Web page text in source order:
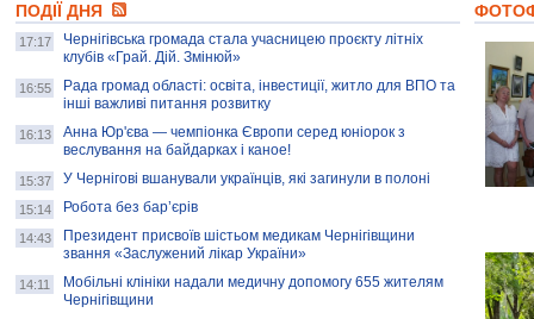
колекцію про війну, емоції та тварин
AB InBev Efes Україна підтримала
навчальний проєкт "Молодіжна бізнес-
школа", спрямований на розвиток
підприємництва у Чернігівській області
Золота тварина: видання Forbes
написало про чернігівця Патрона: хто і
скільки на ньому заробляє? І куди
витрачають?
ПОДІЇ ДНЯ
17:17
Чернігівська громада стала учасницею проєкту літніх
клубів «Грай. Дій. Змінюй»
16:55
Рада громад області: освіта, інвестиції, житло для ВПО та
інші важливі питання розвитку
16:13
Анна Юр'єва — чемпіонка Європи серед юніорок з
веслування на байдарках і каное!
15:37 У Чернігові вшанували українців, які загинули в полоні
15:14 Робота без бар’єрів
14:43
Президент присвоїв шістьом медикам Чернігівщини
звання «Заслужений лікар України»
14:11
Мобільні клініки надали медичну допомогу 655 жителям
Чернігівщини